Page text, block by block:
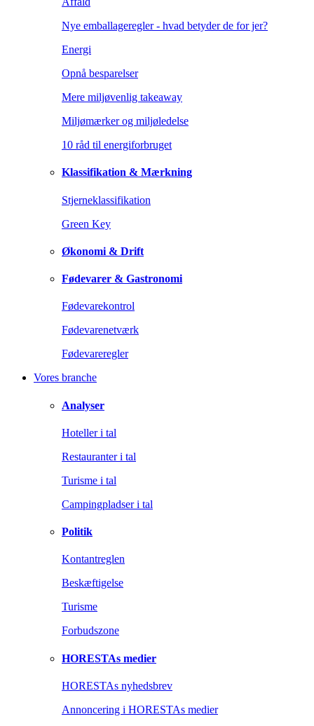
Nye emballageregler - hvad betyder de for jer?
Energi
Opnå besparelser
Mere miljøvenlig takeaway
Miljømærker og miljøledelse
10 råd til energiforbruget
Klassifikation & Mærkning
Stjerneklassifikation
Green Key
Økonomi & Drift
Fødevarer & Gastronomi
Fødevarekontrol
Fødevarenetværk
Fødevareregler
Vores branche
Analyser
Hoteller i tal
Restauranter i tal
Turisme i tal
Campingpladser i tal
Politik
Kontantreglen
Beskæftigelse
Turisme
Forbudszone
HORESTAs medier
HORESTAs nyhedsbrev
Annoncering i HORESTAs medier